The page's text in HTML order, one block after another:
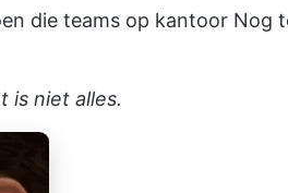
die teams op kantoor Nog
is niet alles.